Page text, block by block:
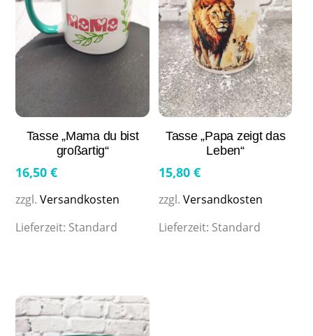
Tasse „Mama du bist
großartig“
16,50€
zzgl.Versandkosten
Lieferzeit: Standard
Tasse „Papa zeigt das
Leben“
15,80 €
zzgl. Versandkosten
Lieferzeit: Standard